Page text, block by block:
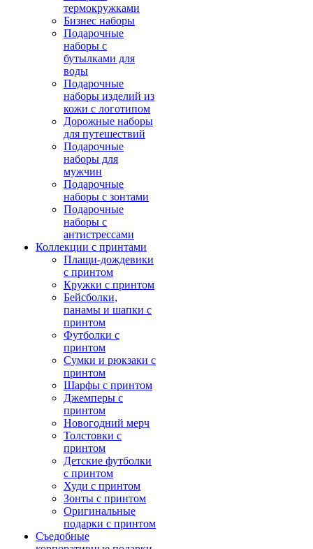
термокружками
Бизнес наборы
Подарочные
наборы с
бутылками для
воды
Подарочные
наборы изделий из
кожи с логотипом
Дорожные наборы
для путешествий
Подарочные
наборы для
мужчин
Подарочные
наборы с зонтами
Подарочные
наборы с
антистрессами
Коллекции с принтами
Плащи-дождевики
с принтом
Кружки с принтом
Бейсболки,
панамы и шапки с
принтом
Футболки с
принтом
Сумки и рюкзаки с
принтом
Шарфы с принтом
Джемперы с
принтом
Новогодний мерч
Толстовки с
принтом
Детские футболки
с принтом
Худи с принтом
Зонты с принтом
Оригинальные
подарки с принтом
Съедобные